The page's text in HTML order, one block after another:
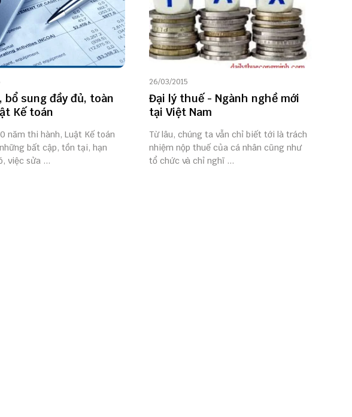
bổ sung đầy đủ, toàn
Kế toán
năm thi hành, Luật Kế toán
bất cập, tồn tại, hạn
việc sửa ...
26/03/2015
Đại lý thuế - Ngành nghề mới
tại Việt Nam
Từ lâu, chúng ta vẫn chỉ biết tới là trách
nhiệm nộp thuế của cá nhân cũng như
tổ chức và chỉ nghĩ ...